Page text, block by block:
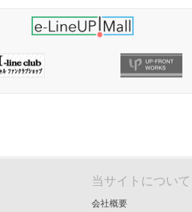
当サイトについて
会社概要